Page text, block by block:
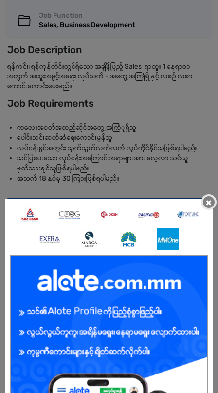
Job Function
Sales, Business Development
Job Description
ရန်ကင်း၊ ရန်ကုန်တိုင်းတွင်ရှိသော အချိန်ပြည့် Sales ရာထူး 1 နေရာစာ
အတွက် အထူးအခွင့်အရေး၊ လုပ်သက် - အတွေ့အကြုံရှိ နှင့် လစဉ် လစာ
ကောင်းကောင်းပေးမည်။
Job Requirements
ကလေးအဝတ်အထည်ဆိုင်အတွေ့အကြံုရှိသူ
ပေါင်းသင်းဆက်ဆံရေးကောင်းမွန်သူ
လုပ်ငန်းခွင်အတွင်း သွက်သွက်လက်လက် လုပ်ကိုင်နိုင်သူဖြစ်ရပါမည်။
သင်ပြပေးသော လုပ်ငန်းအကြောင်းအရာများအား လေ့လာ သင်ယူ
မှတ်သားချင်သူဖြစ်ရပါမည်။
အသက် 18 နှစ်မှ 30 ကြားဖြစ်ရပါမည်။
BENEFITS
အရည်အချင်းပေါ်မူတည်၍ လစာစိတ်ကြိုက်ညှိနှိုင်း
Open To : Male/Female
×